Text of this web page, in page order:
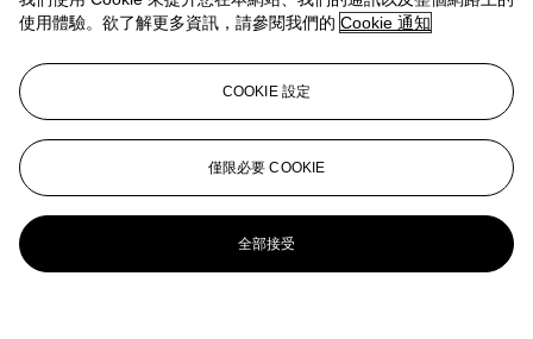
使用體驗。欲了解更多資訊，請參閱我們的 Cookie 通知
COOKIE 設定
僅限必要 COOKIE
全部接受